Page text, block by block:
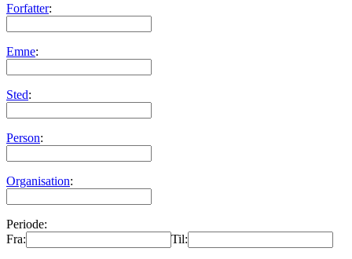
Forfatter:
Emne:
Sted:
Person:
Organisation:
Periode:
Fra:
Til: